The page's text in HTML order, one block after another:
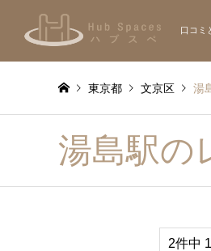
口コミ
東京都 文京区 湯
湯島駅の
2件中